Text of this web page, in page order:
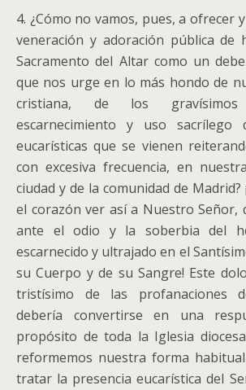
4. ¿Cómo no vamos, pues, a ofrecer
veneración y adoración pública de
Sacramento del Altar como un
que nos urge en lo más hondo de
cristiana, de los
escarnecimiento y uso sacrílego
eucarísticas que se vienen
con excesiva frecuencia, en
ciudad y de la comunidad de Madrid?
el corazón ver así a Nuestro Señor,
ante el odio y la soberbia del
escarnecido y ultrajado en el
su Cuerpo y de su Sangre! Este
tristísimo de las profanaciones
debería convertirse en una
propósito de toda la Iglesia
reformemos nuestra forma
tratar la presencia eucarística del